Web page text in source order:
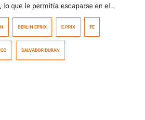
lo que le permitía escaparse en el
después de la revisión técnica fue
componentes que no están
su monoplaza. El triunfo de la octava
E recayó en Jérôme d’Ambrosio
BERLIN EPRIX E.PRIX FE
SALVADOR DURAN